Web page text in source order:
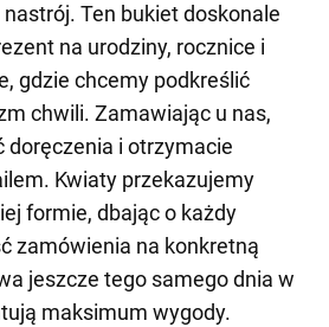
Ten bukiet doskonale
na urodziny, rocznice i
gdzie chcemy podkreślić
chwili. Zamawiając u nas,
doręczenia i otrzymacie
Kwiaty przekazujemy
formie, dbając o każdy
zamówienia na konkretną
jeszcze tego samego dnia w
maksimum wygody.